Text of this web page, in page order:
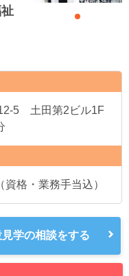
5 土田第2ビル1F
格・業務手当込）
学の相談をする